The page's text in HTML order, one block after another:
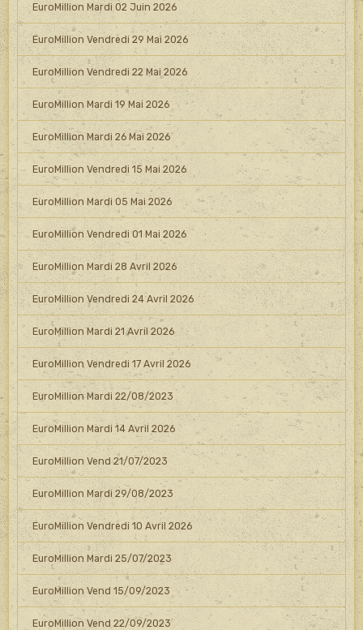
EuroMillion Mardi 02 Juin 2026
EuroMillion Vendredi 29 Mai 2026
EuroMillion Vendredi 22 Mai 2026
EuroMillion Mardi 19 Mai 2026
EuroMillion Mardi 26 Mai 2026
EuroMillion Vendredi 15 Mai 2026
EuroMillion Mardi 05 Mai 2026
EuroMillion Vendredi 01 Mai 2026
EuroMillion Mardi 28 Avril 2026
EuroMillion Vendredi 24 Avril 2026
EuroMillion Mardi 21 Avril 2026
EuroMillion Vendredi 17 Avril 2026
EuroMillion Mardi 22/08/2023
EuroMillion Mardi 14 Avril 2026
EuroMillion Vend 21/07/2023
EuroMillion Mardi 29/08/2023
EuroMillion Vendredi 10 Avril 2026
EuroMillion Mardi 25/07/2023
EuroMillion Vend 15/09/2023
EuroMillion Vend 22/09/2023